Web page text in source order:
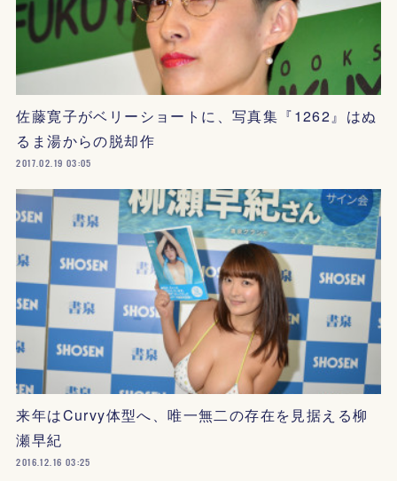
佐藤寛子がベリーショートに、写真集『1262』はぬ
るま湯からの脱却作
2017.02.19 03:05
来年はCurvy体型へ、唯一無二の存在を見据える柳
瀬早紀
2016.12.16 03:25